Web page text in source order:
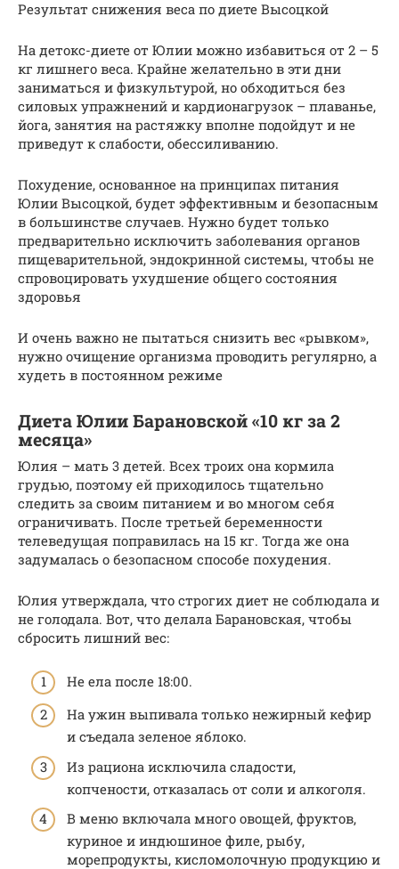
Результат снижения веса по диете Высоцкой
На детокс-диете от Юлии можно избавиться от 2 – 5
кг лишнего веса. Крайне желательно в эти дни
заниматься и физкультурой, но обходиться без
силовых упражнений и кардионагрузок – плаванье,
йога, занятия на растяжку вполне подойдут и не
приведут к слабости, обессиливанию.
Похудение, основанное на принципах питания
Юлии Высоцкой, будет эффективным и безопасным
в большинстве случаев. Нужно будет только
предварительно исключить заболевания органов
пищеварительной, эндокринной системы, чтобы не
спровоцировать ухудшение общего состояния
здоровья
И очень важно не пытаться снизить вес «рывком»,
нужно очищение организма проводить регулярно, а
худеть в постоянном режиме
Диета Юлии Барановской «10 кг за 2
месяца»
Юлия – мать 3 детей. Всех троих она кормила
грудью, поэтому ей приходилось тщательно
следить за своим питанием и во многом себя
ограничивать. После третьей беременности
телеведущая поправилась на 15 кг. Тогда же она
задумалась о безопасном способе похудения.
Юлия утверждала, что строгих диет не соблюдала и
не голодала. Вот, что делала Барановская, чтобы
сбросить лишний вес:
Не ела после 18:00.
На ужин выпивала только нежирный кефир
и съедала зеленое яблоко.
Из рациона исключила сладости,
копчености, отказалась от соли и алкоголя.
В меню включала много овощей, фруктов,
куриное и индюшиное филе, рыбу,
морепродукты, кисломолочную продукцию и